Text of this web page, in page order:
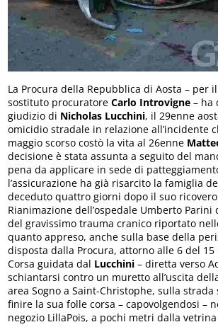
La Procura della Repubblica di Aosta – per
sostituto procuratoreCarlo Introvigne – ha
giudizio di Nicholas Lucchini, il 29enne
omicidio stradale in relazione all’incidente
maggio scorso costò la vita al 26enne
decisione è stata assunta a seguito del
pena da applicare in sede di
l’assicurazione ha già risarcito la famiglia
deceduto quattro giorni dopo il suo
Rianimazione dell’ospedale Umberto Parini
del gravissimo trauma cranico riportato
quanto appreso, anche sulla base della
disposta dalla Procura, attorno alle 6 del 15
Corsa guidata dal Lucchini – diretta verso
schiantarsi contro un muretto all’uscita
area Sogno a Saint-Christophe, sulla
finire la sua folle corsa – capovolgendosi –
negozio LillaPois, a pochi metri dalla vetrina